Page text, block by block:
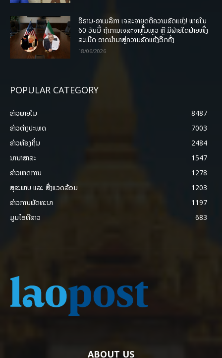
ອີຣານ-ອາເມລິກາ ເຈລະຈາຍຸດຕິຄວາມຂັດແຍ່ງ! ພາຍໃນ
60 ວັນນີ້ ຖ້າການເຈລະຈາຫຼົ້ມເຫຼວ ຫຼື ມີຝ່າຍໃດຝ່າຍໜຶ່ງ
ລະເມີດ ອາດນໍາມາສູ່ຄວາມຂັດແຍ້ງອີກຄັ້ງ
18/06/2026
POPULAR CATEGORY
ຂ່າວພາຍ​ໃນ
8487
ຂ່າວຕ່າງປະເທດ
7003
ຂ່າວທ້ອງຖິ່ນ
2484
ນານາສາລະ
1547
ຂ່າວເຫດການ
1278
ສຸຂະພາບ ແລະ ສີ່ງແວດລ້ອມ
1203
ຂ່າວການພັດທະນາ
1197
ມູມໄອທີລາວ
683
ABOUT US